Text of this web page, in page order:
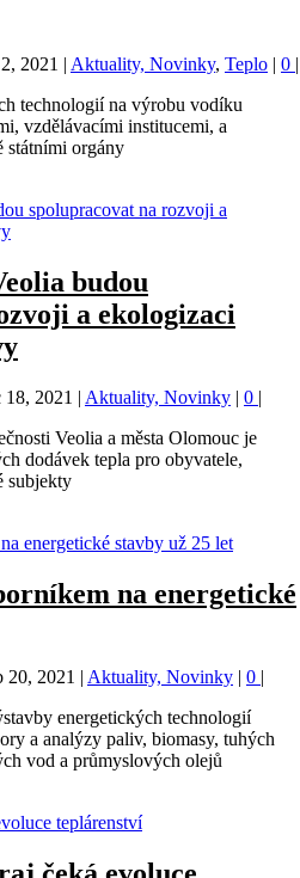
2021 | Aktuality, Novinky, Teplo | 0 |
technologií na výrobu vodíku
vzdělávacími institucemi, a
státními orgány
budou
a ekologizaci
18, 2021 | Aktuality, Novinky | 0 |
Veolia a města Olomouc je
dodávek tepla pro obyvatele,
subjekty
na energetické
20, 2021 | Aktuality, Novinky | 0 |
energetických technologií
a analýzy paliv, biomasy, tuhých
vod a průmyslových olejů